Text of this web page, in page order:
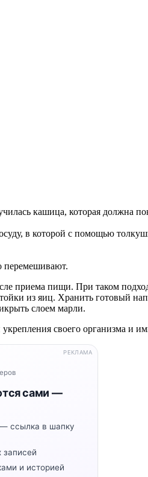
кашица, которая должна
в которой с помощью
перемешивают.
приема пищи. При таком
из яиц. Хранить готовый
слоем марли.
своего организма и
сами —
ссылка в шапку
записей
и историей
РЕКЛАМА